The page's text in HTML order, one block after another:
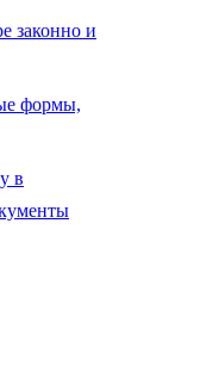
законно и
формы,
в